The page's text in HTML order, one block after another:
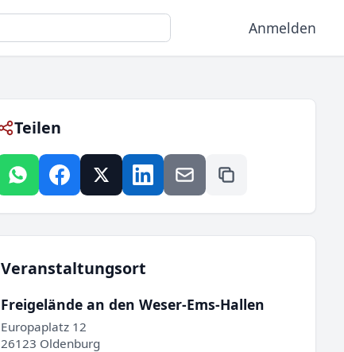
Anmelden
Teilen
Veranstaltungsort
Freigelände an den Weser-Ems-Hallen
Europaplatz 12
26123 Oldenburg